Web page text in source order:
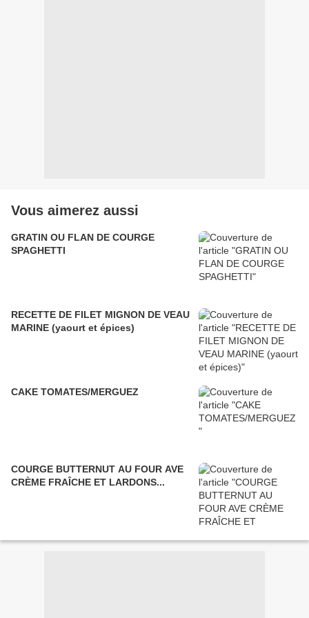
Vous aimerez aussi
GRATIN OU FLAN DE COURGE
SPAGHETTI
RECETTE DE FILET MIGNON DE VEAU
MARINE (yaourt et épices)
CAKE TOMATES/MERGUEZ
COURGE BUTTERNUT AU FOUR AVE
CRÈME FRAÎCHE ET LARDONS...